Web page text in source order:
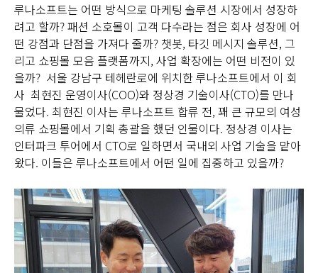
루나소프트는 어떤 방식으로 마케팅 솔루션 시장에서 성장하
려고 할까? 패션 소호몰이 고객 다수라는 점은 회사 성장에 어
떤 강점과 단점을 가져다 줄까? 챗봇, 타깃 메시지 솔루션, 그
리고 쇼핑몰 모음 플랫폼까지, 사업 확장에는 어떤 비전이 있
을까? 서울 강남구 테헤란로에 위치한 루나소프트에서 이 회
사 최현진 운영이사(COO)와 정상경 기술이사(CTO)를 만나
물었다. 최현진 이사는 루나소프트 합류 전, 꽤 큰 규모의 여성
의류 쇼핑몰에서 기획 총괄을 했던 인물이다. 정상경 이사는
인터파크 투어에서 CTO로 일하면서 국내외 사업 기술을 맡아
왔다. 이들은 루나소프트에서 어떤 일에 집중하고 있을까?